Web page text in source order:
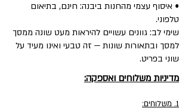
• איסוף עצמי מהחנות ביבנה: חינם, בתיאום
טלפוני.
שימי לב: גוונים עשויים להיראות מעט שונה ממסך
למסך ובתאורות שונות — זה טבעי ואינו מעיד על
שוני בפריט.
מדיניות משלוחים ואספקה:
1. משלוחים: